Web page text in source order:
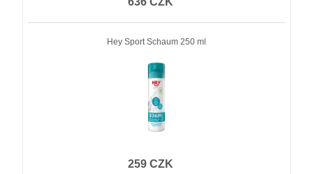
Hey Sport Schaum 250 ml
259 CZK